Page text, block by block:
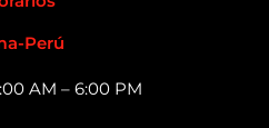
Perú
AM – 6:00 PM